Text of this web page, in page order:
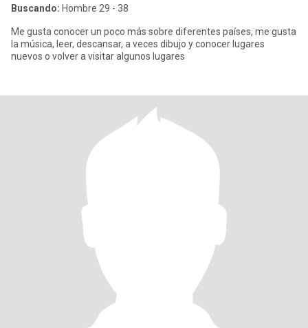
Buscando: Hombre 29 - 38
Me gusta conocer un poco más sobre diferentes países, me gusta
la música, leer, descansar, a veces dibujo y conocer lugares
nuevos o volver a visitar algunos lugares